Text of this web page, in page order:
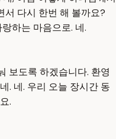
서 다시 한번 해 볼까요?
하는 마음으로. 네.
보도록 하겠습니다. 환영
. 네. 우리 오늘 장시간 동
.